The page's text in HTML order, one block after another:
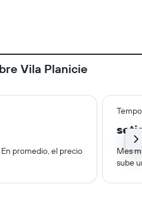
Vila Planicie
promedio, el precio
Mes
sube